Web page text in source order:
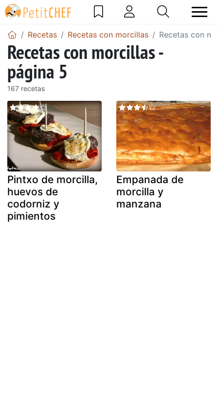
Recetas Recetas con morcillas Recetas con
Recetas con morcillas -
página 5
167 recetas
Pintxo de morcilla,
huevos de
codorniz y
pimientos
Empanada de
morcilla y
manzana